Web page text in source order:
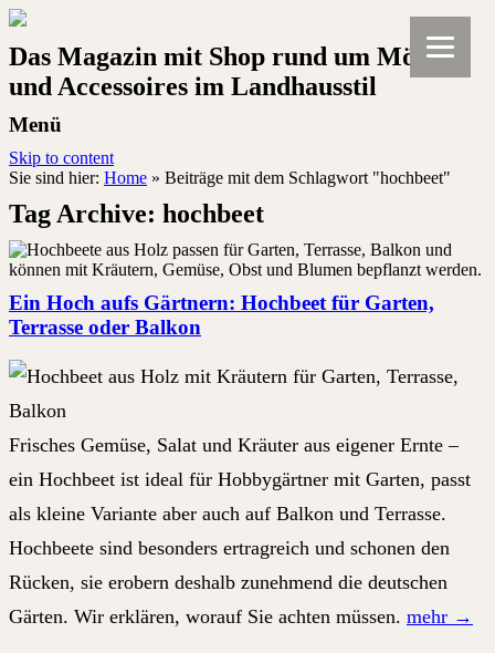
Das Magazin mit Shop rund um Möbel
und Accessoires im Landhausstil
Menü
Skip to content
Sie sind hier: Home » Beiträge mit dem Schlagwort "hochbeet"
Tag Archive: hochbeet
Ein Hoch aufs Gärtnern: Hochbeet für Garten,
Terrasse oder Balkon
Frisches Gemüse, Salat und Kräuter aus eigener Ernte –
ein Hochbeet ist ideal für Hobbygärtner mit Garten, passt
als kleine Variante aber auch auf Balkon und Terrasse.
Hochbeete sind besonders ertragreich und schonen den
Rücken, sie erobern deshalb zunehmend die deutschen
Gärten. Wir erklären, worauf Sie achten müssen. mehr →